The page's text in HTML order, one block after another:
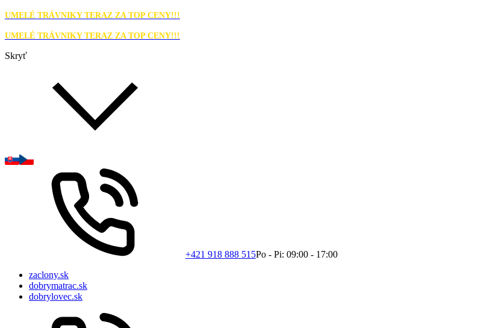
UMELÉ TRÁVNIKY TERAZ ZA TOP CENY!!!
UMELÉ TRÁVNIKY TERAZ ZA TOP CENY!!!
Skryť
+421 918 888 515Po - Pi: 09:00 - 17:00
zaclony.sk
dobrymatrac.sk
dobrylovec.sk